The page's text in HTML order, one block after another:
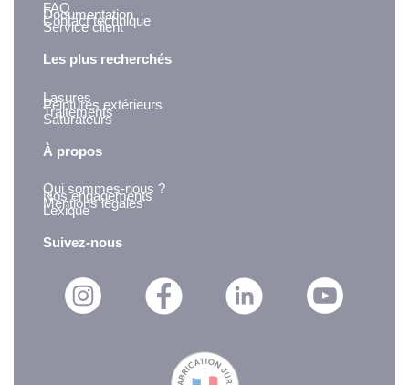
FAQ
Documentation
Contact technique
Service client
Les plus recherchés
Lasures
Peintures extérieurs
Traitements
Saturateurs
À propos
Qui sommes-nous ?
Nos engagements
Mentions légales
Lexique
Suivez-nous